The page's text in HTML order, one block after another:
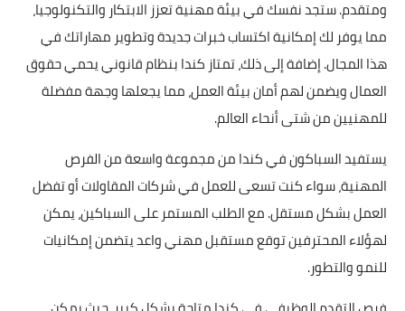
ومتقدم. ستجد نفسك في بيئة مهنية تعزز الابتكار والتكنولوجيا،
مما يوفر لك إمكانية اكتساب خبرات جديدة وتطوير مهاراتك في
هذا المجال. إضافة إلى ذلك، تمتاز كندا بنظام قانوني يحمي حقوق
العمال ويضمن لهم أمان بيئة العمل، مما يجعلها وجهة مفضلة
للمهنيين من شتى أنحاء العالم.
يستفيد السباكون في كندا من مجموعة واسعة من الفرص
المهنية، سواء كنت تسعى للعمل في شركات المقاولات أو تفضل
العمل بشكل مستقل. مع الطلب المستمر على السباكين، يمكن
لهؤلاء المحترفين توقع مستقبل مهني واعد يتضمن إمكانيات
للنمو والتطور.